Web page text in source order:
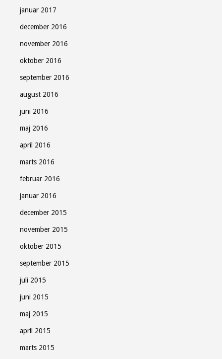
januar 2017
december 2016
november 2016
oktober 2016
september 2016
august 2016
juni 2016
maj 2016
april 2016
marts 2016
februar 2016
januar 2016
december 2015
november 2015
oktober 2015
september 2015
juli 2015
juni 2015
maj 2015
april 2015
marts 2015